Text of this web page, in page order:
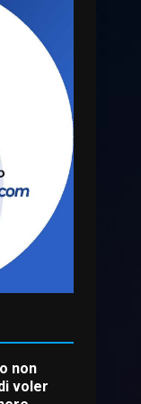
di
in
per
di
la
a
non
voler